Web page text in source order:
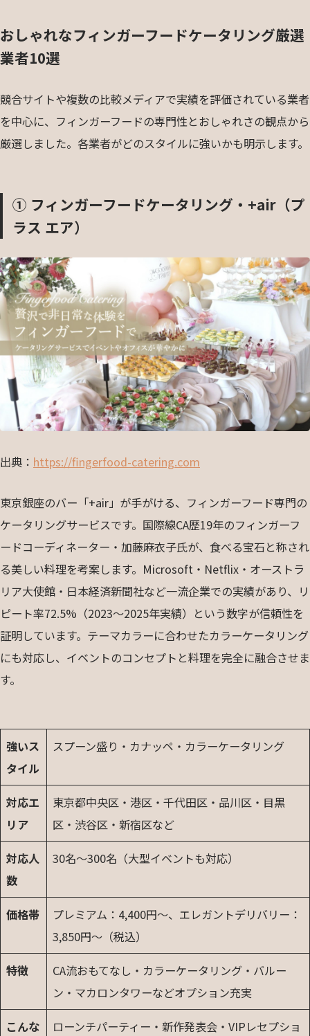
おしゃれなフィンガーフードケータリング厳選
業者10選
競合サイトや複数の比較メディアで実績を評価されている業者
を中心に、フィンガーフードの専門性とおしゃれさの観点から
厳選しました。各業者がどのスタイルに強いかも明示します。
① フィンガーフードケータリング・+air（プ
ラス エア）
出典： https://fingerfood-catering.com
東京銀座のバー「+air」が手がける、フィンガーフード専門の
ケータリングサービスです。国際線CA歴19年のフィンガーフ
ードコーディネーター・加藤麻衣子氏が、食べる宝石と称され
る美しい料理を考案します。Microsoft・Netflix・オーストラ
リア大使館・日本経済新聞社など一流企業での実績があり、リ
ピート率72.5%（2023〜2025年実績）という数字が信頼性を
証明しています。テーマカラーに合わせたカラーケータリング
にも対応し、イベントのコンセプトと料理を完全に融合させま
す。
強いス
タイル
スプーン盛り・カナッペ・カラーケータリング
対応エ
リア
東京都中央区・港区・千代田区・品川区・目黒
区・渋谷区・新宿区など
対応人
数
30名〜300名（大型イベントも対応）
価格帯
プレミアム：4,400円〜、エレガントデリバリー：
3,850円〜（税込）
特徴
CA流おもてなし・カラーケータリング・バルー
ン・マカロンタワーなどオプション充実
こんな
ローンチパーティー・新作発表会・VIPレセプショ